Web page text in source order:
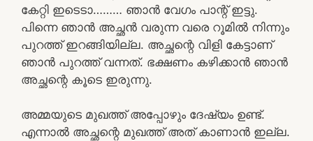
കേറ്റി ഇടെടാ……… ഞാൻ വേഗം പാന്റ് ഇട്ടു.
പിന്നെ ഞാൻ അച്ഛൻ വരുന്ന വരെ റൂമിൽ നിന്നും
പുറത്ത് ഇറങ്ങിയില്ല. അച്ഛന്റെ വിളി കേട്ടാണ്
ഞാൻ പുറത്ത് വന്നത്. ഭക്ഷണം കഴിക്കാൻ ഞാൻ
അച്ഛന്റെ കൂടെ ഇരുന്നു.
അമ്മയുടെ മുഖത്ത് അപ്പോഴും ദേഷ്യം ഉണ്ട്.
എന്നാൽ അച്ഛന്റെ മുഖത്ത് അത് കാണാൻ ഇല്ല.